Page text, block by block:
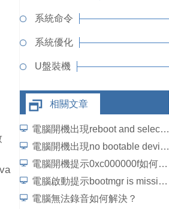
系統命令
系統優化
U盤裝機
相關文章
電腦開機出現reboot and select怎麼辦？
電腦開機出現no bootable device怎麼解決？
電腦開機提示0xc000000f如何解決？
電腦啟動提示bootmgr is missing如何解決？
電腦無法錄音如何解決？